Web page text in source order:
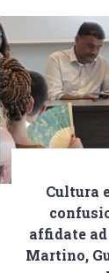
Cultura
affidate
Martino,